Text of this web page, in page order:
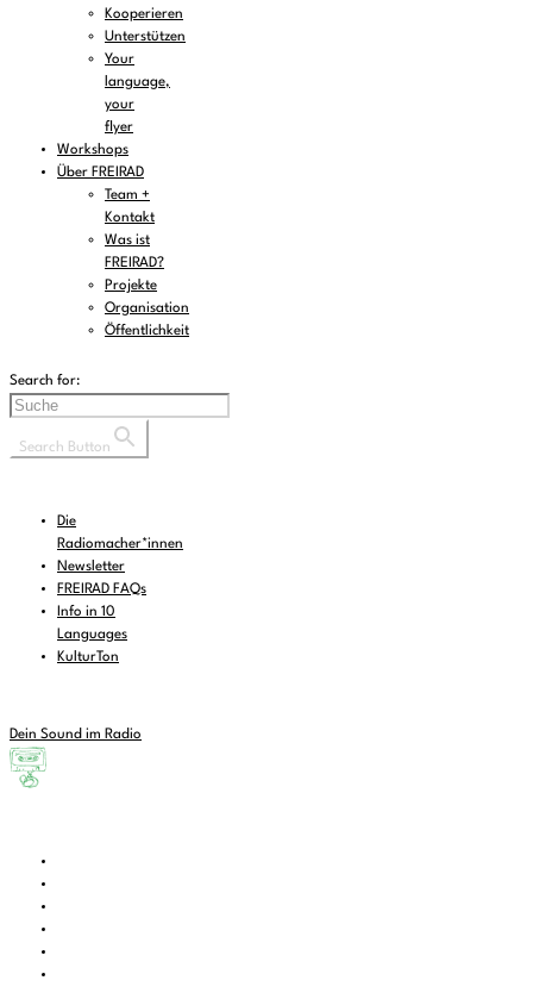
Kooperieren
Unterstützen
Your
language,
your
flyer
Workshops
Über FREIRAD
Team +
Kontakt
Was ist
FREIRAD?
Projekte
Organisation
Öffentlichkeit
Search for:
Search Button
Die
Radiomacher*innen
Newsletter
FREIRAD FAQs
Info in 10
Languages
KulturTon
Dein Sound im Radio